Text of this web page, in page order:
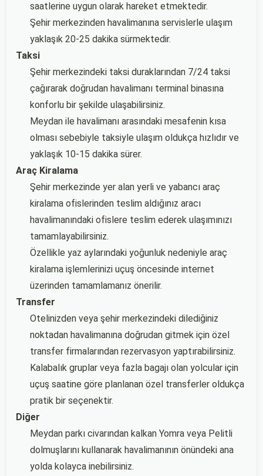
saatlerine uygun olarak hareket etmektedir.
Şehir merkezinden havalimanına servislerle ulaşım
yaklaşık 20-25 dakika sürmektedir.
Taksi
Şehir merkezindeki taksi duraklarından 7/24 taksi
çağırarak doğrudan havalimanı terminal binasına
konforlu bir şekilde ulaşabilirsiniz.
Meydan ile havalimanı arasındaki mesafenin kısa
olması sebebiyle taksiyle ulaşım oldukça hızlıdır ve
yaklaşık 10-15 dakika sürer.
Araç Kiralama
Şehir merkezinde yer alan yerli ve yabancı araç
kiralama ofislerinden teslim aldığınız aracı
havalimanındaki ofislere teslim ederek ulaşımınızı
tamamlayabilirsiniz.
Özellikle yaz aylarındaki yoğunluk nedeniyle araç
kiralama işlemlerinizi uçuş öncesinde internet
üzerinden tamamlamanız önerilir.
Transfer
Otelinizden veya şehir merkezindeki dilediğiniz
noktadan havalimanına doğrudan gitmek için özel
transfer firmalarından rezervasyon yaptırabilirsiniz.
Kalabalık gruplar veya fazla bagajı olan yolcular için
uçuş saatine göre planlanan özel transferler oldukça
pratik bir seçenektir.
Diğer
Meydan parkı civarından kalkan Yomra veya Pelitli
dolmuşlarını kullanarak havalimanının önündeki ana
yolda kolayca inebilirsiniz.